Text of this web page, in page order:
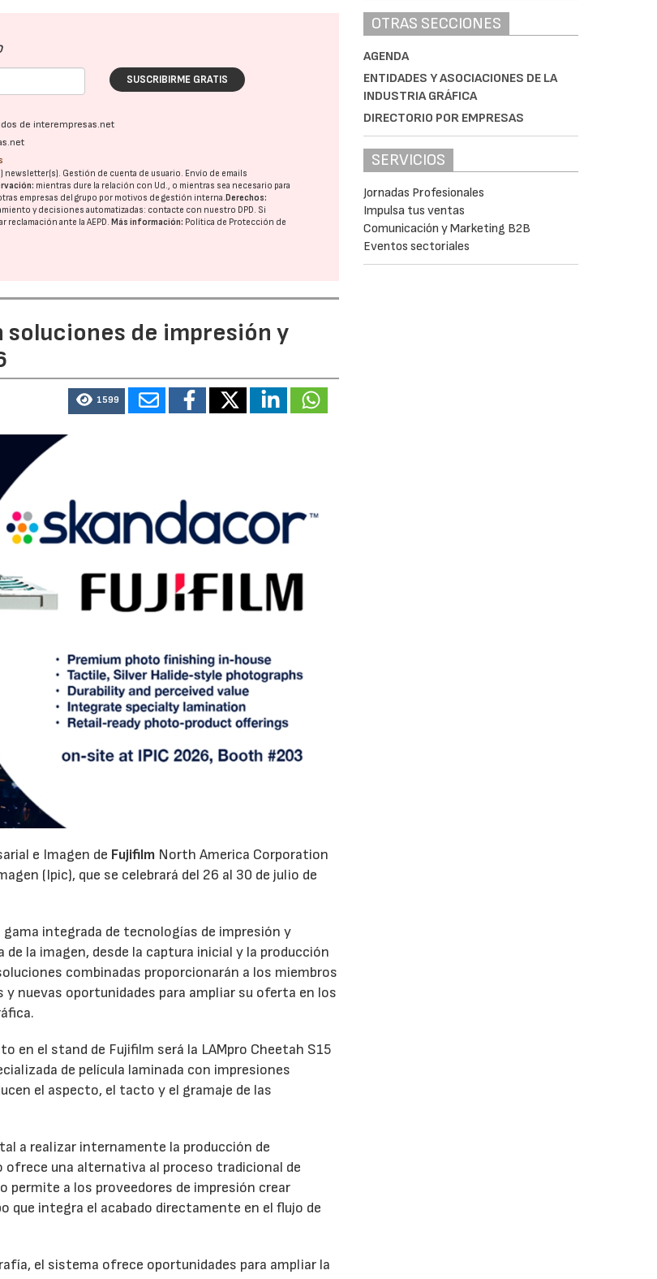
SUSCRIBIRME GRATIS
de interempresas.net
newsletter(s). Gestión de cuenta de usuario. Envío de emails
mientras dure la relación con Ud., o mientras sea necesario para
empresas del grupo por motivos de gestión interna.Derechos:
y decisiones automatizadas: contacte con nuestro DPD. Si
reclamación ante laAEPD.Más información: Política de Protección de
de impresión y
1599
e Imagen de Fujifilm North America Corporation
(Ipic), que se celebrará del 26 al 30 de julio de
integrada de tecnologías de impresión y
la imagen, desde la captura inicial y la producción
combinadas proporcionarán a los miembros
nuevas oportunidades para ampliar su oferta en los
en el stand de Fujifilm será la LAMpro Cheetah S15
de película laminada con impresiones
el aspecto, el tacto y el gramaje de las
a realizar internamente la producción de
una alternativa al proceso tradicional de
permite a los proveedores de impresión crear
integra el acabado directamente en el flujo de
el sistema ofrece oportunidades para ampliar la
OTRAS SECCIONES
AGENDA
ENTIDADES Y ASOCIACIONES DE LA
INDUSTRIA GRÁFICA
DIRECTORIO POR EMPRESAS
SERVICIOS
Jornadas Profesionales
Impulsa tus ventas
Comunicación y Marketing B2B
Eventos sectoriales